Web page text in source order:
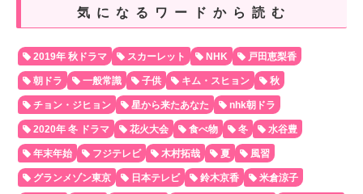
気になるワードから読む
2019年 秋ドラマ スカーレット NHK 戸田恵梨香
朝ドラ 一般常識 子供 キム・スヒョン 秋
チョン・ジヒョン 星から来たあなた nhk朝ドラ
2020年 冬 ドラマ 花火大会 食べ物 冬 水谷豊
年末年始 フジテレビ 木村拓哉 夏 風習
グランメゾン東京 日本テレビ 鈴木京香 米倉涼子